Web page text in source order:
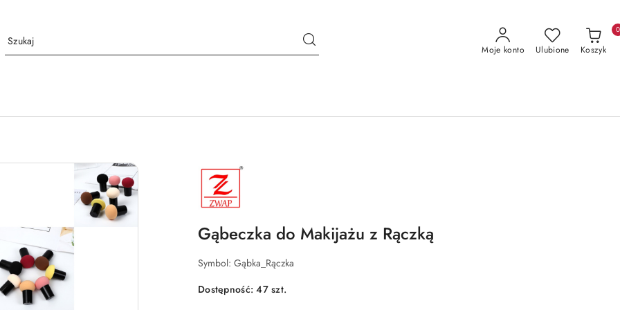
Moje konto Ulubione Koszyk
0
NAZWA
PRODUCENTA:
ZWAP
Gąbeczka do Makijażu z Rączką
Symbol: Gąbka_Rączka
Dostępność:47szt.